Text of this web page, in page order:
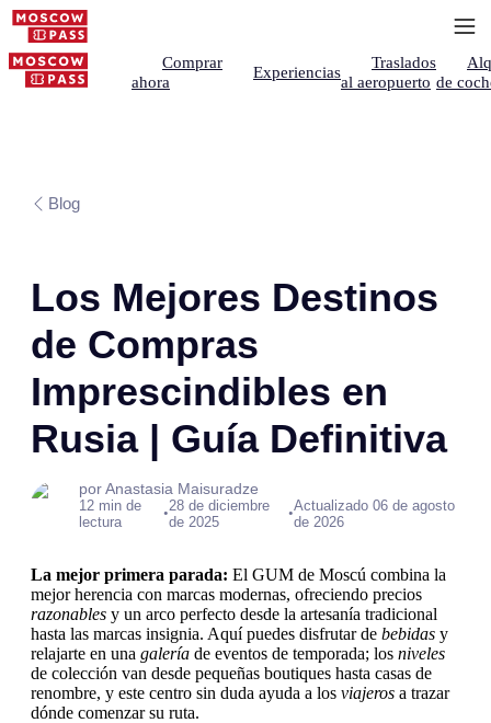
Comprar
ahora
Experiencias
Traslados
al aeropuerto de
Blog
Los Mejores Destinos
de Compras
Imprescindibles en
Rusia | Guía Definitiva
por Anastasia Maisuradze
12 min de
lectura
•28 de diciembre
de 2025
•Actualizado 06 de agosto
de 2026
La mejor primera parada: El GUM de Moscú combina la
mejor herencia con marcas modernas, ofreciendo precios
razonables y un arco perfecto desde la artesanía tradicional
hasta las marcas insignia. Aquí puedes disfrutar de bebidas y
relajarte en una galería de eventos de temporada; los niveles
de colección van desde pequeñas boutiques hasta casas de
renombre, y este centro sin duda ayuda a los viajeros a trazar
dónde comenzar su ruta.